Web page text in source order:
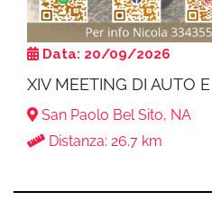
Data: 20/09/2026
XIV MEETING DI AUTO
San Paolo Bel Sito, NA
Distanza: 26.7 km